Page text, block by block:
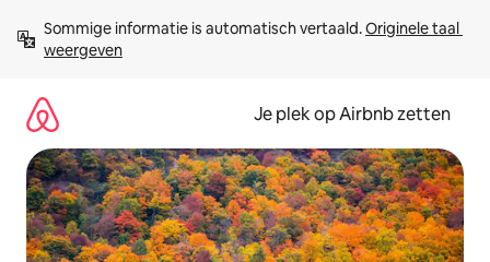
direct
naar
Sommige informatie is automatisch vertaald. Originele taal
weergeven
Je plek op Airbnb zetten